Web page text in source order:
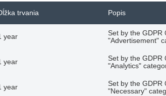
trvania Popis
year
Set by the GDPR
"Advertisement"
year
Set by the GDPR
"Analytics"
year
Set by the GDPR
"Necessary"